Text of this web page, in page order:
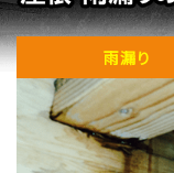
雨漏り